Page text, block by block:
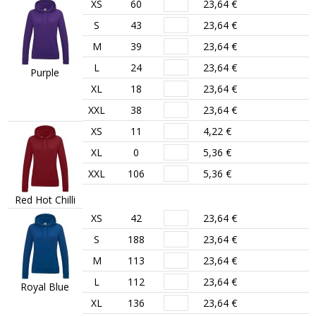
Purple
XS 60
23,64 €
S
43
23,64 €
M
39
23,64 €
L
24
23,64 €
XL
18
23,64 €
XXL
38 23,64 €
Red Hot Chilli
XS 11
4,22 €
XL
0
5,36 €
XXL
106 5,36 €
Royal Blue
XS 42
23,64 €
S
188
23,64 €
M
113
23,64 €
L
112
23,64 €
XL
136
23,64 €